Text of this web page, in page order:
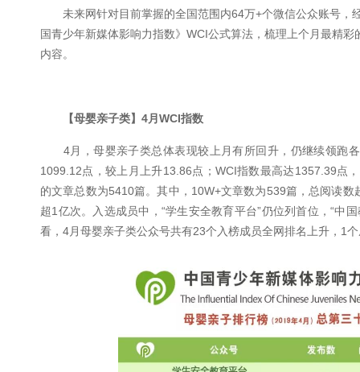
未来网针对目前掌握的全国范围内64万+个微信公众账号
国青少年新媒体影响力指数》WCI公式算法，梳理上个月最精
内容。
【母婴亲子类】4月WCI指数
4月，母婴亲子类总体表现较上月有所回升，仍继续领跑
1099.12点，较上月上升13.86点；WCI指数最高达1357.39点
的文章总数为5410篇。其中，10W+文章数为539篇，总阅读
超1亿次。入选成员中，“学生安全教育平台”仍位列首位，“中
看，4月母婴亲子类公众号共有23个入榜成员全网排名上升，1